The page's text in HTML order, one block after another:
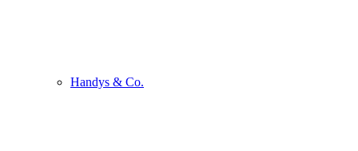
Handys & Co.